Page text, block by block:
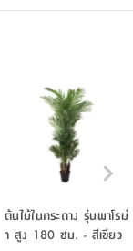
ต้นไม้ในกระถาง รุ่นพาโรม่
า สูง 180 ซม. - สีเขียว